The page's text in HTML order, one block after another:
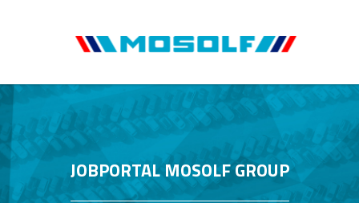
JOBPORTAL MOSOLF GROUP